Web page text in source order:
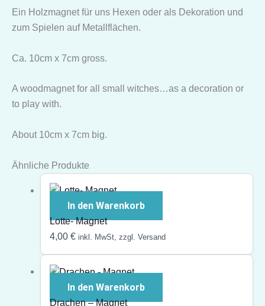
Ein Holzmagnet für uns Hexen oder als Dekoration und
zum Spielen auf Metallflächen.
Ca. 10cm x 7cm gross.
A woodmagnet for all small witches…as a decoration or
to play with.
About 10cm x 7cm big.
Ähnliche Produkte
In den Warenkorb
Lotte- Magnet
4,00 € inkl. MwSt, zzgl. Versand
In den Warenkorb
Drachen – Magnet